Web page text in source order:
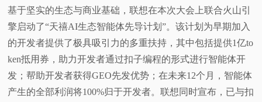
基于坚实的生态与商业基础，联想在本次大会上联合火山引
擎启动了“天禧AI生态智能体先导计划”。该计划为早期加入
的开发者提供了极具吸引力的多重扶持，其中包括提供1亿to
ken抵用券，助力开发者通过扣子编程的形式进行智能体开
发；帮助开发者获得GEO先发优势；在未来12个月，智能体
产生的全部利润将100%归于开发者。联想同时宣布，已与扣